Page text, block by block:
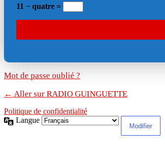
11 − quatre =
Mot de passe oublié ?
← Aller sur RADIO GUINGUETTE
Politique de confidentialité
Langue